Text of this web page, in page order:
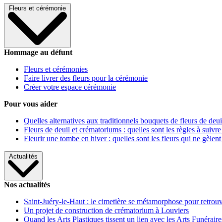
Fleurs et cérémonie
Hommage au défunt
Fleurs et cérémonies
Faire livrer des fleurs pour la cérémonie
Créer votre espace cérémonie
Pour vous aider
Quelles alternatives aux traditionnels bouquets de fleurs de
Fleurs de deuil et crématoriums : quelles sont les règles à
Fleurir une tombe en hiver : quelles sont les fleurs qui ne gèlent
Actualités
Nos actualités
Saint-Juéry-le-Haut : le cimetière se métamorphose pour
Un projet de construction de crématorium à Louviers
Quand les Arts Plastiques tissent un lien avec les Arts